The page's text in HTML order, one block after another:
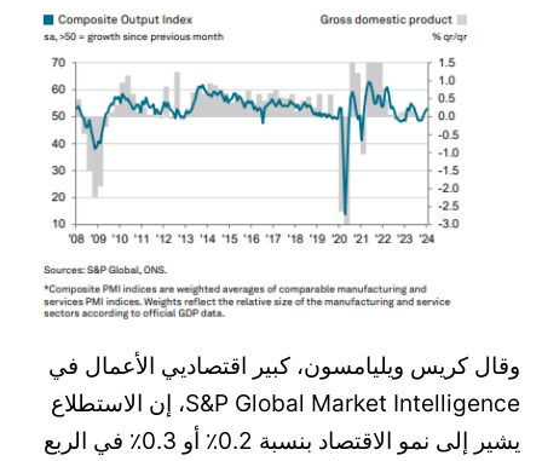
وقال كريس ويليامسون، كبير اقتصاديي الأعمال في
S&P Global Market Intelligence، إن الاستطلاع
يشير إلى نمو الاقتصاد بنسبة 0.2٪ أو 0.3٪ في الربع